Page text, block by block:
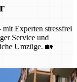
Experten stressfrei
Service und
Umzüge. 🏡